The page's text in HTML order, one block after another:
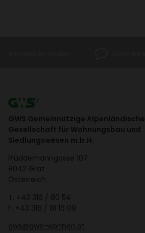
GWS Gemeinnützige Alpenländische
Gesellschaft für Wohnungsbau und
Siedlungswesen m.b.H.
Plüd­de­mann­gasse 107
8042 Graz
Öster­reich
T. +43 316 / 80 54
F. +43 316 / 81 16 09
gws@gws-wohnen.at